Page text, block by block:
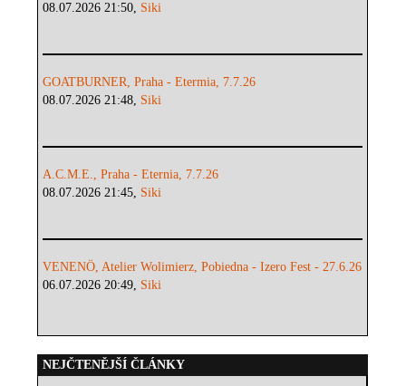
08.07.2026 21:50, Siki
GOATBURNER, Praha - Etermia, 7.7.26
08.07.2026 21:48, Siki
A.C.M.E., Praha - Eternia, 7.7.26
08.07.2026 21:45, Siki
VENENÖ, Atelier Wolimierz, Pobiedna - Izero Fest - 27.6.26
06.07.2026 20:49, Siki
NEJČTENĚJŠÍ ČLÁNKY